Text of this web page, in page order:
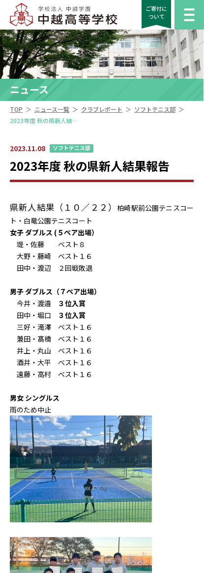
ご寄付に
ついて
ニュース
TOP ＞ ニュース一覧 ＞ クラブレポート ＞ ソフトテニス部 ＞
2023年度 秋の県新人結果報告
2023.11.08 ソフトテニス部
2023年度 秋の県新人結果報告
県新人結果（１０／２２）
柏崎駅前公園テニスコー
ト・白竜公園テニスコート
女子 ダブルス (５ペア出場）
堤・佐藤 ベスト８
大野・藤崎 ベスト１６
田中・渡辺 ２回戦敗退
男子 ダブルス（７ペア出場）
今井・渡邉 ３位入賞
田中・堀口 ３位入賞
三好・滝澤 ベスト１６
兼田・髙橋 ベスト１６
井上・丸山 ベスト１６
酒井・大平 ベスト１６
遠藤・高村 ベスト１６
男女 シングルス
雨のため中止